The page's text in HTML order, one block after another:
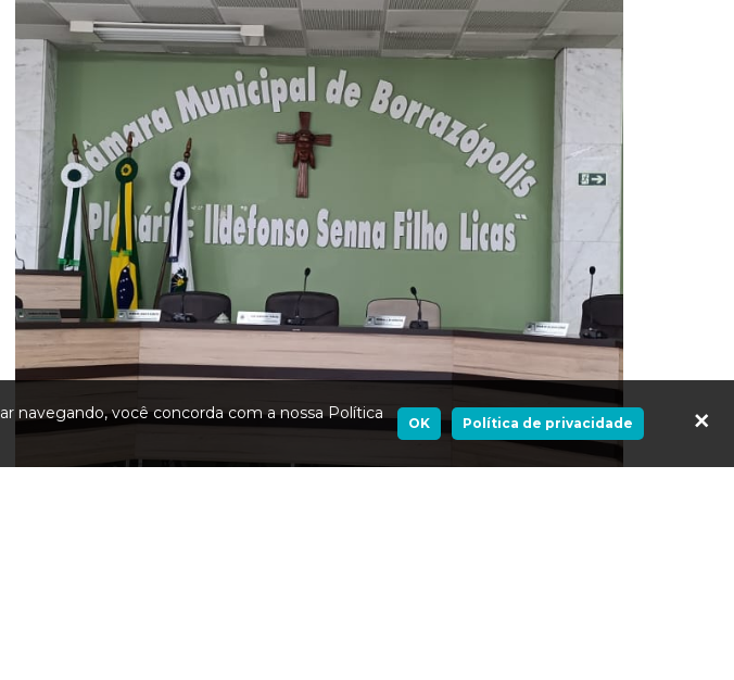
navegando, você concorda com a nossa Política
OK Política de privacidade